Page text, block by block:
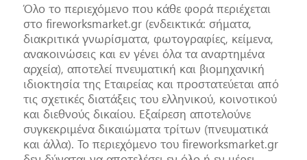
Όλο το περιεχόμενο που κάθε φορά περιέχεται
στο fireworksmarket.gr (ενδεικτικά: σήματα,
διακριτικά γνωρίσματα, φωτογραφίες, κείμενα,
ανακοινώσεις και εν γένει όλα τα αναρτημένα
αρχεία), αποτελεί πνευματική και βιομηχανική
ιδιοκτησία της Εταιρείας και προστατεύεται από
τις σχετικές διατάξεις του ελληνικού, κοινοτικού
και διεθνούς δικαίου. Εξαίρεση αποτελούνε
συγκεκριμένα δικαιώματα τρίτων (πνευματικά
και άλλα). Το περιεχόμενο του fireworksmarket.gr